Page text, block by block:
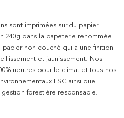
sont imprimées sur du papier
240g dans la papeterie renommée
non couché qui a une finition
et jaunissement. Nos
neutres pour le climat et tous nos
FSC ainsi que
forestière responsable.